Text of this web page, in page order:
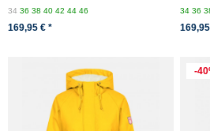
34363840424446
169,95 € *
3436
-